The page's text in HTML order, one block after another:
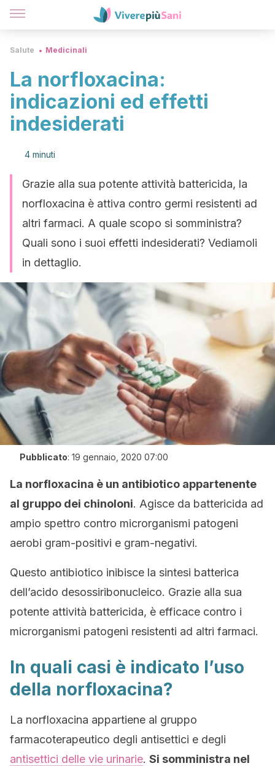
Salute Medicinali
La norfloxacina:
indicazioni ed effetti
indesiderati
4 minuti
Grazie alla sua potente attività battericida, la
norfloxacina è attiva contro germi resistenti ad
altri farmaci. A quale scopo si somministra?
Quali sono i suoi effetti indesiderati? Vediamoli
in dettaglio.
Pubblicato: 19 gennaio, 2020 07:00
La norfloxacina è un antibiotico appartenente
al gruppo dei chinoloni. Agisce da battericida ad
ampio spettro contro microrganismi patogeni
aerobi gram-positivi e gram-negativi.
Questo antibiotico inibisce la sintesi batterica
dell’acido desossiribonucleico. Grazie alla sua
potente attività battericida, è efficace contro i
microrganismi patogeni resistenti ad altri farmaci.
In quali casi è indicato l’uso
della norfloxacina?
La norfloxacina appartiene al gruppo
farmacoterapeutico degli antisettici e degli
antisettici delle vie urinarie. Si somministra nel